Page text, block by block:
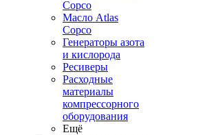
Copco
Масло Atlas
Copco
Генераторы азота
и кислорода
Ресиверы
Расходные
материалы
компрессорного
оборудования
Ещё